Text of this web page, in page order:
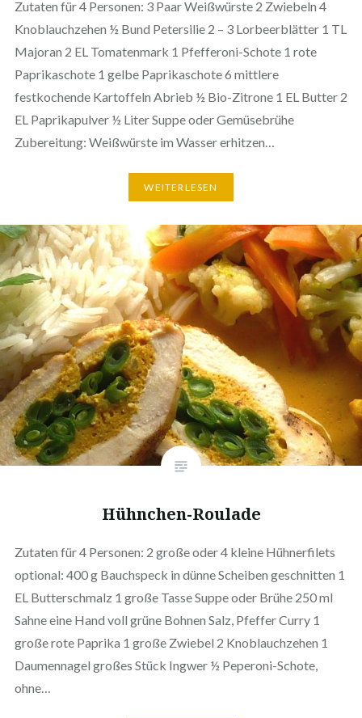
Zutaten für 4 Personen: 3 Paar Weißwürste 2 Zwiebeln 4
Knoblauchzehen ½ Bund Petersilie 2 – 3 Lorbeerblätter 1 TL
Majoran 2 EL Tomatenmark 1 Pfefferoni-Schote 1 rote
Paprikaschote 1 gelbe Paprikaschote 6 mittlere
festkochende Kartoffeln Abrieb ½ Bio-Zitrone 1 EL Butter 2
EL Paprikapulver ½ Liter Suppe oder Gemüsebrühe
Zubereitung: Weißwürste im Wasser erhitzen…
WEITERLESEN
Hühnchen-Roulade
Zutaten für 4 Personen: 2 große oder 4 kleine Hühnerfilets
optional: 400 g Bauchspeck in dünne Scheiben geschnitten 1
EL Butterschmalz 1 große Tasse Suppe oder Brühe 250 ml
Sahne eine Hand voll grüne Bohnen Salz, Pfeffer Curry 1
große rote Paprika 1 große Zwiebel 2 Knoblauchzehen 1
Daumennagel großes Stück Ingwer ½ Peperoni-Schote,
ohne…